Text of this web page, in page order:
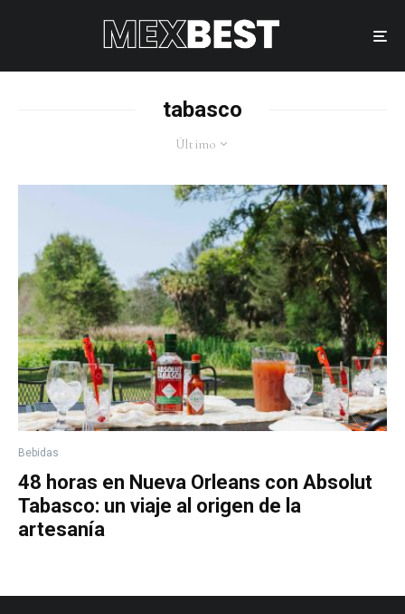
tabasco
Último
Bebidas
48 horas en Nueva Orleans con Absolut
Tabasco: un viaje al origen de la
artesanía